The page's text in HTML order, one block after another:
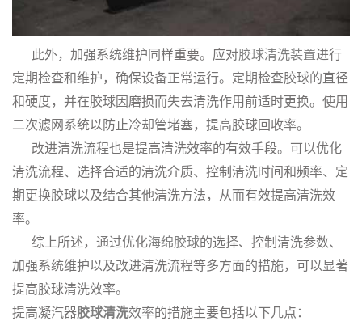
此外，加强系统维护同样重要。应对胶球清洗装置进行
定期检查和维护，确保设备正常运行。定期检查胶球的直径
和硬度，并在胶球因磨损而失去清洗作用前适时更换。使用
二次滤网系统以防止冷却管堵塞，提高胶球回收率。
改进清洗流程也是提高清洗效率的有效手段。可以优化
清洗流程、选择合适的清洗介质、控制清洗时间和频率、定
期更换胶球以及结合其他清洗方法，从而有效提高清洗效
率。
综上所述，通过优化海绵胶球的选择、控制清洗参数、
加强系统维护以及改进清洗流程等多方面的措施，可以显著
提高胶球清洗效率。
提高凝汽器胶球清洗效率的措施主要包括以下几点：